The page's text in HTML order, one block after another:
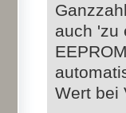
auch 'zu
Wert bei